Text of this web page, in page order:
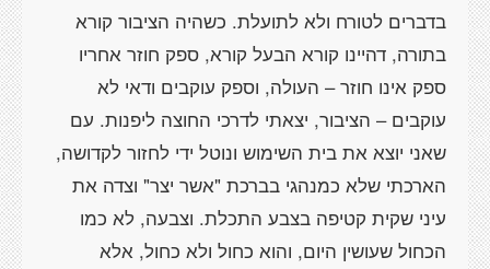
בדברים לטורח ולא לתועלת. כשהיה הציבור קורא
בתורה, דהיינו קורא הבעל קורא, ספק חוזר אחריו
ספק אינו חוזר – העולה, וספק עוקבים ודאי לא
עוקבים – הציבור, יצאתי לדרכי החוצה ליפנות. עם
שאני יוצא את בית השימוש ונוטל ידי לחזור לקדושה,
הארכתי שלא כמנהגי בברכת "אשר יצר" וצדה את
עיני שקית קטיפה בצבע התכלת. וצבעה, לא כמו
הכחול שעושין היום, והוא כחול ולא כחול, אלא